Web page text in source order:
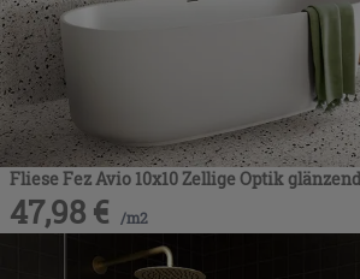
Fliese Fez Avio 10x10 Zellige Optik
47,98 € /m2